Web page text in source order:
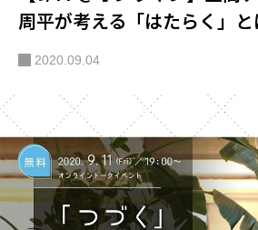
周平が考える「はたらく」
2020.09.04